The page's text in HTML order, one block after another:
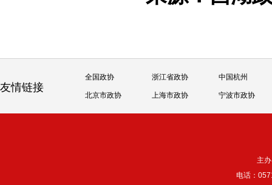
友情链接
全国政协 浙江省政协 中国杭州
北京市政协 上海市政协 宁波市政协
主
电话：